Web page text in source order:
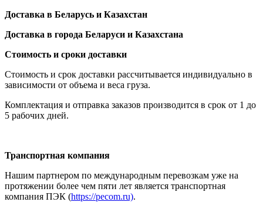
Доставка в Беларусь и Казахстан
Доставка в города Беларуси и Казахстана
Стоимость и сроки доставки
Стоимость и срок доставки рассчитывается индивидуально в
зависимости от объема и веса груза.
Комплектация и отправка заказов производится в срок от 1 до
5 рабочих дней.
Транспортная компания
Нашим партнером по международным перевозкам уже на
протяжении более чем пяти лет является транспортная
компания ПЭК (https://pecom.ru).